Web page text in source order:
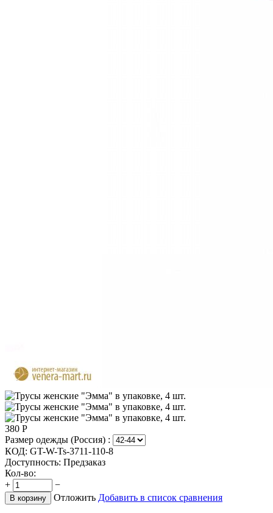
380 Р
Размер одежды (Россия) :
КОД: GT-W-Ts-3711-110-8
Доступность: Предзаказ
Кол-во:
+
−
В корзину Отложить Добавить в список сравнения